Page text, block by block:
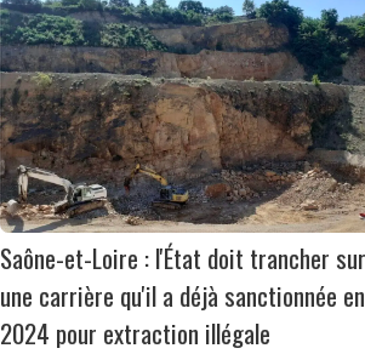
Saône-et-Loire : l'État doit trancher sur
une carrière qu'il a déjà sanctionnée en
2024 pour extraction illégale